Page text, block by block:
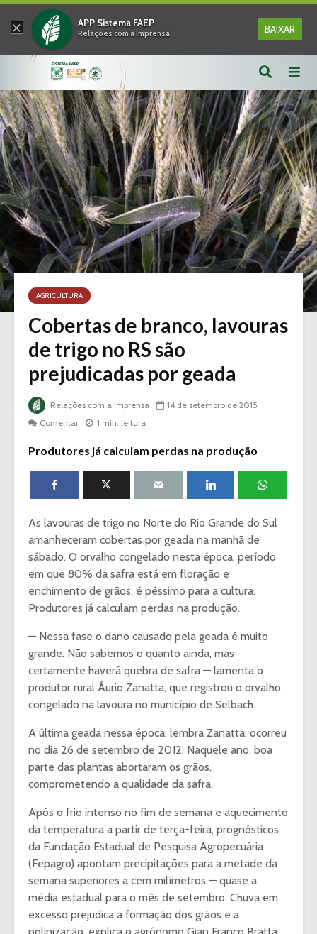
× APP Sistema FAEP
Relações com a Imprensa BAIXAR
AGRICULTURA
Cobertas de branco, lavouras
de trigo no RS são
prejudicadas por geada
Relações com a Imprensa
14 de setembro de 2015
Comentar
1 min. leitura
Produtores já calculam perdas na produção
As lavouras de trigo no Norte do Rio Grande do Sul
amanheceram cobertas por geada na manhã de
sábado. O orvalho congelado nesta época, período
em que 80% da safra está em floração e
enchimento de grãos, é péssimo para a cultura.
Produtores já calculam perdas na produção.
— Nessa fase o dano causado pela geada é muito
grande. Não sabemos o quanto ainda, mas
certamente haverá quebra de safra — lamenta o
produtor rural Áurio Zanatta, que registrou o orvalho
congelado na lavoura no município de Selbach.
A última geada nessa época, lembra Zanatta, ocorreu
no dia 26 de setembro de 2012. Naquele ano, boa
parte das plantas abortaram os grãos,
comprometendo a qualidade da safra.
Após o frio intenso no fim de semana e aquecimento
da temperatura a partir de terça-feira, prognósticos
da Fundação Estadual de Pesquisa Agropecuária
(Fepagro) apontam precipitações para a metade da
semana superiores a cem milímetros — quase a
média estadual para o mês de setembro. Chuva em
excesso prejudica a formação dos grãos e a